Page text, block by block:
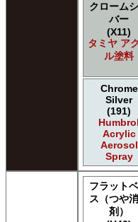
クローム
バー
(X11)
タミヤ ア
ル塗料
Chrome
Silver
(191)
Humbrol
Acrylic
Aerosol
Spray
フラット
ス（つや
剤）